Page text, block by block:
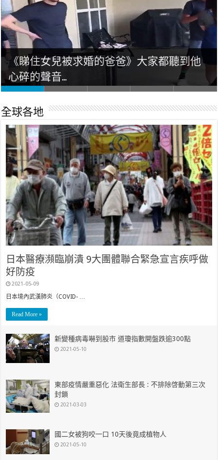
《睇住女兒被求婚的爸爸》大家都聽到他
心碎的聲音…
國際中華小姐亞軍王慧媛 回鄉即去海灘
曬太陽
【有片】藝人英文大比拼！陳偉霆、何韻
詩、陳法拉大show英文
宋仲基婚戒不離手？ 一張合照再打破與
宋慧喬婚變傳言
瘋傳最美伴娘大起底 台灣「衝浪女神」
澄清：這不是我
全球各地
日本醫療瀕臨崩潰 9大團體聯合緊急宣言疾呼做
好防疫
2021-05-09
日本境內武漢肺炎（COVID- …
Read More »
新變種病毒嚇到股市 道瓊指數開盤跌逾300點
2021-05-10
東部疫情嚴重惡化 法衛生部長 : 不排除啓動第三次
封鎖
2021-03-03
國二女被狗咬一口 10天後竟成植物人
2021-05-10